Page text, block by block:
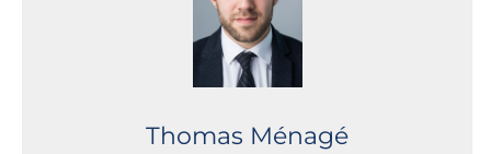
Thomas Ménagé